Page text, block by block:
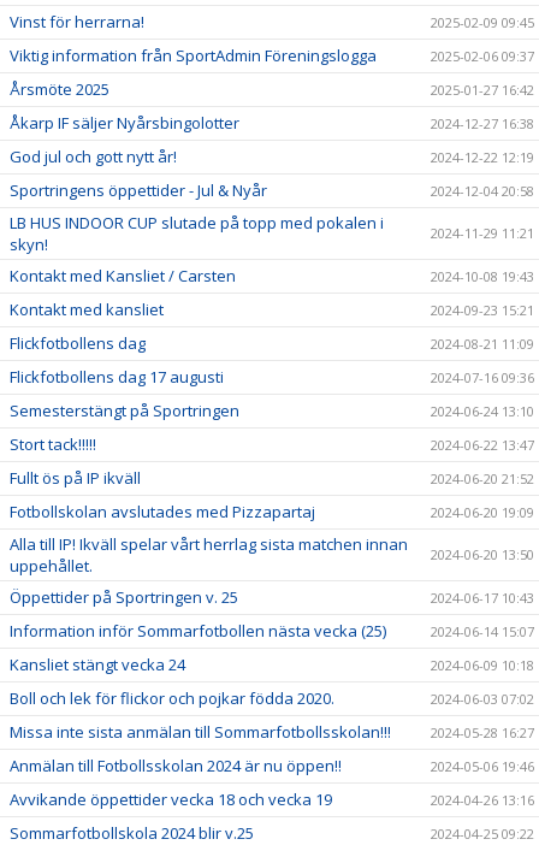
Vinst för herrarna! 2025-02-09 09:45
Viktig information från SportAdmin Föreningslogga 2025-02-06 09:37
Årsmöte 2025 2025-01-27 16:42
Åkarp IF säljer Nyårsbingolotter 2024-12-27 16:38
God jul och gott nytt år! 2024-12-22 12:19
Sportringens öppettider - Jul & Nyår 2024-12-04 20:58
LB HUS INDOOR CUP slutade på topp med pokalen i
skyn!
2024-11-29 11:21
Kontakt med Kansliet / Carsten 2024-10-08 19:43
Kontakt med kansliet 2024-09-23 15:21
Flickfotbollens dag 2024-08-21 11:09
Flickfotbollens dag 17 augusti 2024-07-16 09:36
Semesterstängt på Sportringen 2024-06-24 13:10
Stort tack!!!!! 2024-06-22 13:47
Fullt ös på IP ikväll 2024-06-20 21:52
Fotbollskolan avslutades med Pizzapartaj 2024-06-20 19:09
Alla till IP! Ikväll spelar vårt herrlag sista matchen innan
uppehållet.
2024-06-20 13:50
Öppettider på Sportringen v. 25 2024-06-17 10:43
Information inför Sommarfotbollen nästa vecka (25) 2024-06-14 15:07
Kansliet stängt vecka 24 2024-06-09 10:18
Boll och lek för flickor och pojkar födda 2020. 2024-06-03 07:02
Missa inte sista anmälan till Sommarfotbollsskolan!!! 2024-05-28 16:27
Anmälan till Fotbollsskolan 2024 är nu öppen!! 2024-05-06 19:46
Avvikande öppettider vecka 18 och vecka 19 2024-04-26 13:16
Sommarfotbollskola 2024 blir v.25 2024-04-25 09:22